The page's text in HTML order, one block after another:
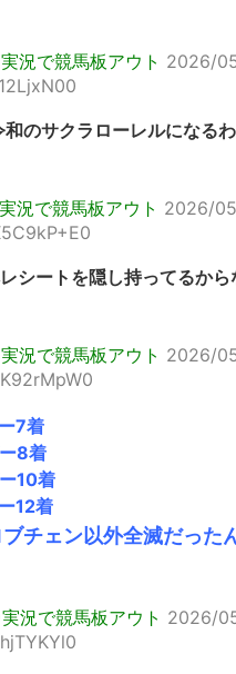
況で競馬板アウト 2026/
のサクラローレルになるわ
況で競馬板アウト 2026/
シートを隠し持ってるから
況で競馬板アウト 2026/
7着
8着
10着
12着
チェン以外全滅だった
況で競馬板アウト 2026/